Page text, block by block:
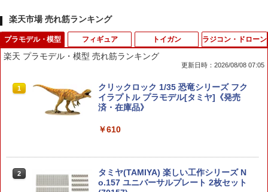
楽天市場 売れ筋ランキング
プラモデル・模型
楽天 プラモデル・模型 売れ筋ランキング
更新日時：2026/08/08 07:05
1
クリックロック 1/35 恐竜シリーズ フク
イラプトル プラモデル[タミヤ]《発売
済・在庫品》
￥610
2
タミヤ(TAMIYA) 楽しい工作シリーズ N
o.157 ユニバーサルプレート 2枚セット
フィギュア トイガン ラジコン・ドローン